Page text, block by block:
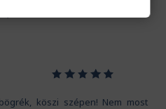
12345
köszi szépen! Nem most